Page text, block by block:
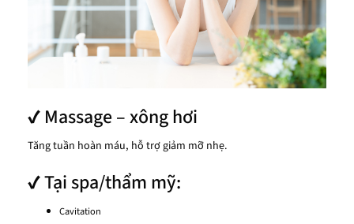
✔ Massage – xông hơi
Tăng tuần hoàn máu, hỗ trợ giảm mỡ nhẹ.
✔ Tại spa/thẩm mỹ:
Cavitation